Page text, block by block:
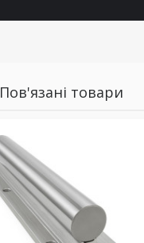
Пов'язані товари